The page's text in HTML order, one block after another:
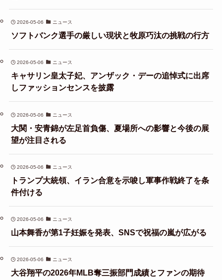
2026-05-06 ニュース
ソフトバンク選手の厳しい現状と牧原巧汰の挑戦の行方
2026-05-06 ニュース
キャサリン皇太子妃、アンザック・デーの追悼式に出席
しファッションセンスを披露
2026-05-06 ニュース
大関・安青錦が左足首負傷、夏場所への影響と今後の展
望が注目される
2026-05-06 ニュース
トランプ大統領、イラン合意を示唆し軍事作戦終了を条
件付ける
2026-05-06 ニュース
山本舞香が第1子妊娠を発表、SNSで祝福の嵐が広がる
2026-05-06 ニュース
大谷翔平の2026年MLB奪三振部門成績とファンの期待